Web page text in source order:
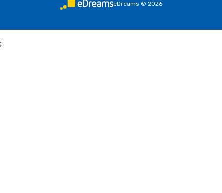
eDreams © 2026
;